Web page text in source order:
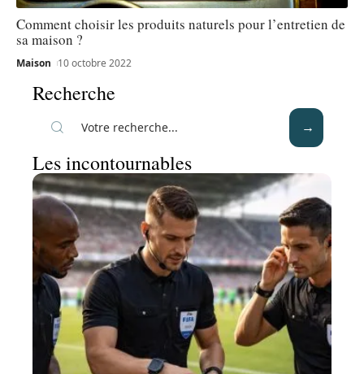
Comment choisir les produits naturels pour l’entretien de
sa maison ?
Maison 10 octobre 2022
Recherche
Les incontournables